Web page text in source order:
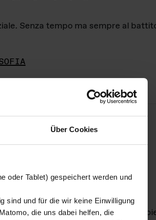
Über Cookies
oder Tablet) gespeichert werden und
sind und für die wir keine Einwilligung
die uns dabei helfen, die
Senza tempo ma sempre al
ganze LebenGmbH e rimangono in